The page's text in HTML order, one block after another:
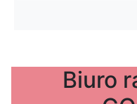
Biuro